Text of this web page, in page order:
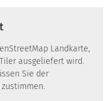
Landkarte,
ausgeliefert wird.
Sie der